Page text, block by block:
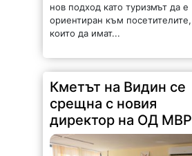
нов подход като туризмът да е
ориентиран към посетителите,
които да имат...
Кметът на Видин се
срещна с новия
директор на ОД МВР